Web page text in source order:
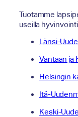
Tuotamme
useilla
Länsi-
Vantaan ja
Helsingin
Itä-
Keski-